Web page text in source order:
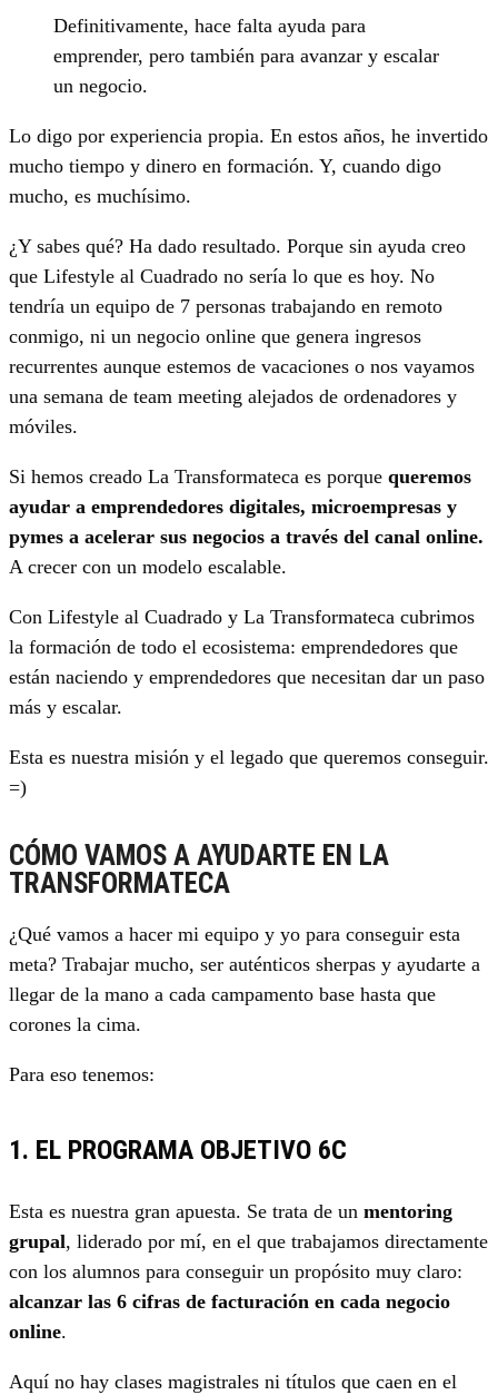
Definitivamente, hace falta ayuda para
emprender, pero también para avanzar y escalar
un negocio.
Lo digo por experiencia propia. En estos años, he invertido
mucho tiempo y dinero en formación. Y, cuando digo
mucho, es muchísimo.
¿Y sabes qué? Ha dado resultado. Porque sin ayuda creo
que Lifestyle al Cuadrado no sería lo que es hoy. No
tendría un equipo de 7 personas trabajando en remoto
conmigo, ni un negocio online que genera ingresos
recurrentes aunque estemos de vacaciones o nos vayamos
una semana de team meeting alejados de ordenadores y
móviles.
Si hemos creado La Transformateca es porque queremos
ayudar a emprendedores digitales, microempresas y
pymes a acelerar sus negocios a través del canal online.
A crecer con un modelo escalable.
Con Lifestyle al Cuadrado y La Transformateca cubrimos
la formación de todo el ecosistema: emprendedores que
están naciendo y emprendedores que necesitan dar un paso
más y escalar.
Esta es nuestra misión y el legado que queremos conseguir.
=)
CÓMO VAMOS A AYUDARTE EN LA
TRANSFORMATECA
¿Qué vamos a hacer mi equipo y yo para conseguir esta
meta? Trabajar mucho, ser auténticos sherpas y ayudarte a
llegar de la mano a cada campamento base hasta que
corones la cima.
Para eso tenemos:
1. EL PROGRAMA OBJETIVO 6C
Esta es nuestra gran apuesta. Se trata de un mentoring
grupal, liderado por mí, en el que trabajamos directamente
con los alumnos para conseguir un propósito muy claro:
alcanzar las 6 cifras de facturación en cada negocio
online.
Aquí no hay clases magistrales ni títulos que caen en el